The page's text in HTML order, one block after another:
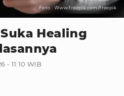
Foto : Www.freepik.com/freepik
Healing
- 11:10 WIB